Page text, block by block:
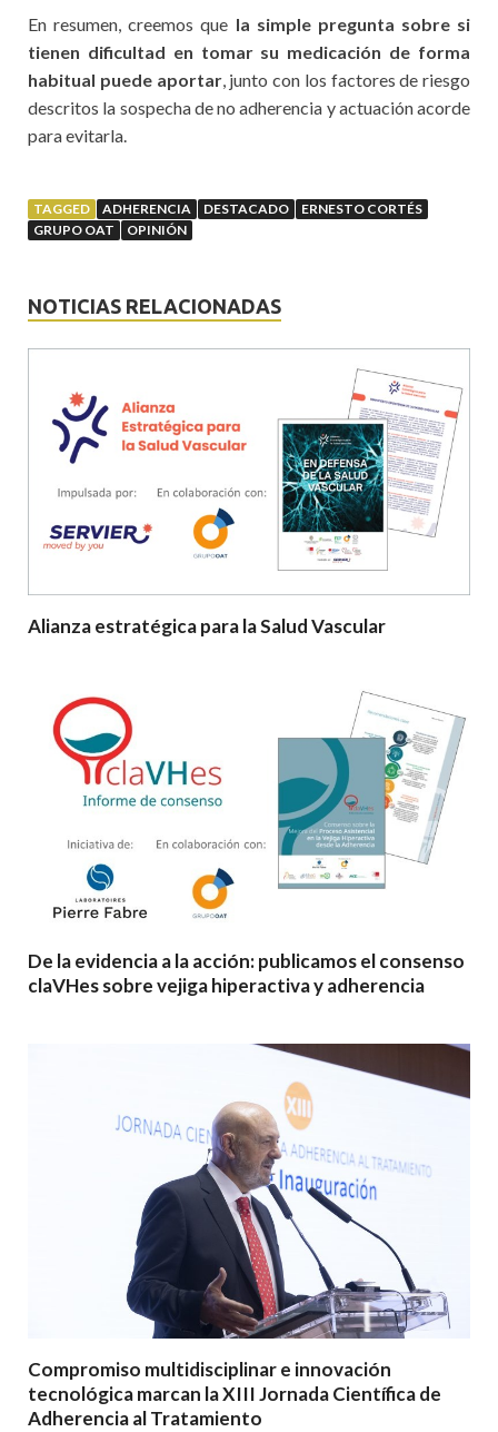
En resumen, creemos que la simple pregunta sobre si
tienen dificultad en tomar su medicación de forma
habitual puede aportar, junto con los factores de riesgo
descritos la sospecha de no adherencia y actuación acorde
para evitarla.
TAGGED ADHERENCIA DESTACADO
ERNESTO CORTÉS
GRUPO OAT
OPINIÓN
NOTICIAS RELACIONADAS
Alianza estratégica para la Salud Vascular
De la evidencia a la acción: publicamos el consenso
claVHes sobre vejiga hiperactiva y adherencia
Compromiso multidisciplinar e innovación
tecnológica marcan la XIII Jornada Científica de
Adherencia al Tratamiento